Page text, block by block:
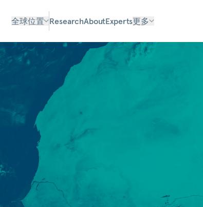
全球位置 ResearchAboutExperts更多